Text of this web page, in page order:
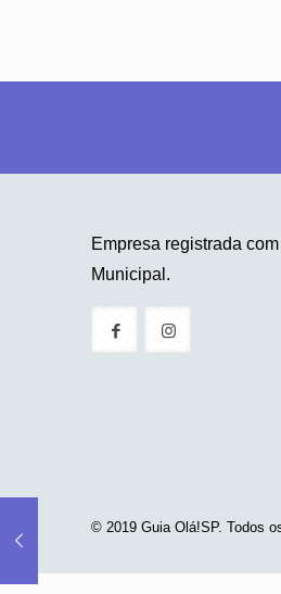
Empresa registrada
Municipal.
© 2019 Guia Olá!SP. Todos